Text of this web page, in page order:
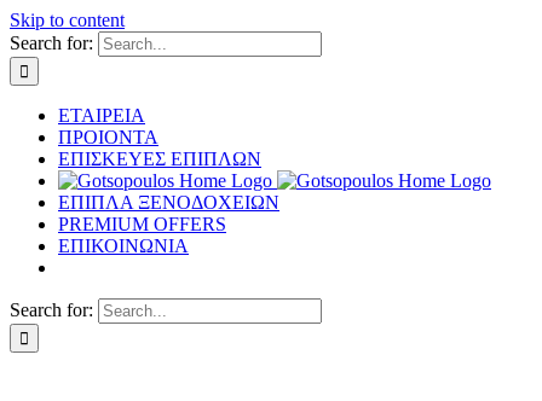
Skip to content
Search for:
ΕΤΑΙΡΕΙΑ
ΠΡΟΙΟΝΤΑ
ΕΠΙΣΚΕΥΕΣ ΕΠΙΠΛΩΝ
ΕΠΙΠΛΑ ΞΕΝΟΔΟΧΕΙΩΝ
PREMIUM OFFERS
ΕΠΙΚΟΙΝΩΝΙΑ
Search for: